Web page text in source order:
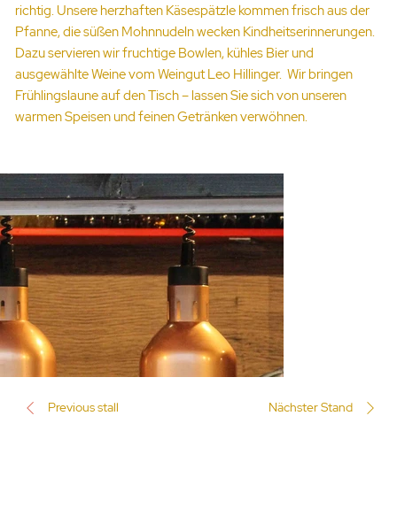
richtig. Unsere herzhaften Käsespätzle kommen frisch aus der
Pfanne, die süßen Mohnnudeln wecken Kindheitserinnerungen.
Dazu servieren wir fruchtige Bowlen, kühles Bier und
ausgewählte Weine vom Weingut Leo Hillinger. Wir bringen
Frühlingslaune auf den Tisch – lassen Sie sich von unseren
warmen Speisen und feinen Getränken verwöhnen.
Previous stall Nächster Stand